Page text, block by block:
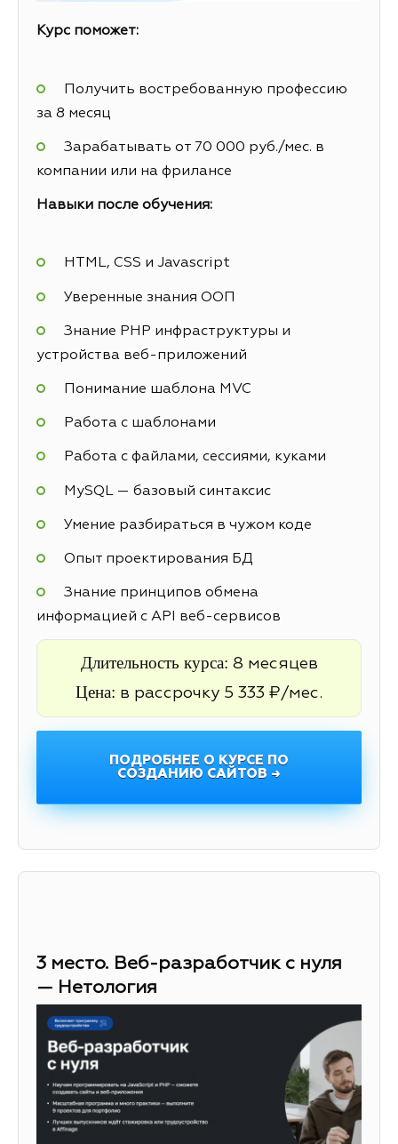
Курс поможет:
Получить востребованную профессию
за 8 месяц
Зарабатывать от 70 000 руб./мес. в
компании или на фрилансе
Навыки после обучения:
HTML, CSS и Javascript
Уверенные знания ООП
Знание PHP инфраструктуры и
устройства веб-приложений
Понимание шаблона MVC
Работа с шаблонами
Работа с файлами, сессиями, куками
MySQL — базовый синтаксис
Умение разбираться в чужом коде
Опыт проектирования БД
Знание принципов обмена
информацией с API веб-сервисов
Длительность курса: 8 месяцев
Цена: в рассрочку 5 333 ₽/мес.
ПОДРОБНЕЕ О КУРСЕ ПО
СОЗДАНИЮ САЙТОВ →
3 место. Веб-разработчик с нуля
— Нетология